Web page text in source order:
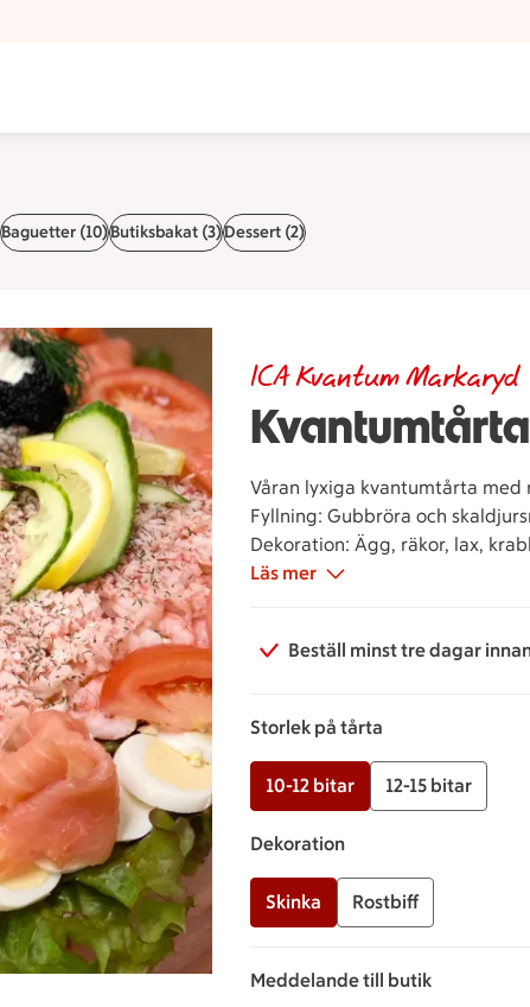
Baguetter (10)Butiksbakat (3)Dessert (2)
Kvantumtårta
ICA Kvantum Markaryd
Våran lyxiga kvantumtårta med
Fyllning: Gubbröra och
Dekoration: Ägg, räkor, lax,
Läs mer
Beställ minst tre dagar
Storlek på tårta
10-12 bitar 12-15 bitar
Dekoration
Skinka Rostbiff
Meddelande till butik